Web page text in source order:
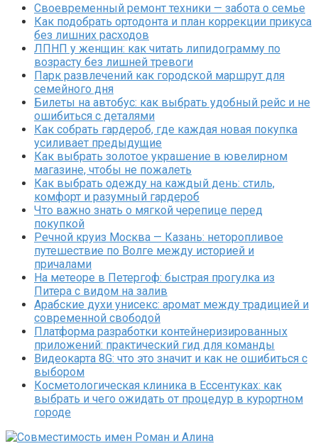
Своевременный ремонт техники — забота о семье
Как подобрать ортодонта и план коррекции прикуса
без лишних расходов
ЛПНП у женщин: как читать липидограмму по
возрасту без лишней тревоги
Парк развлечений как городской маршрут для
семейного дня
Билеты на автобус: как выбрать удобный рейс и не
ошибиться с деталями
Как собрать гардероб, где каждая новая покупка
усиливает предыдущие
Как выбрать золотое украшение в ювелирном
магазине, чтобы не пожалеть
Как выбрать одежду на каждый день: стиль,
комфорт и разумный гардероб
Что важно знать о мягкой черепице перед
покупкой
Речной круиз Москва — Казань: неторопливое
путешествие по Волге между историей и
причалами
На метеоре в Петергоф: быстрая прогулка из
Питера с видом на залив
Арабские духи унисекс: аромат между традицией и
современной свободой
Платформа разработки контейнеризированных
приложений: практический гид для команды
Видеокарта 8G: что это значит и как не ошибиться с
выбором
Косметологическая клиника в Ессентуках: как
выбрать и чего ожидать от процедур в курортном
городе